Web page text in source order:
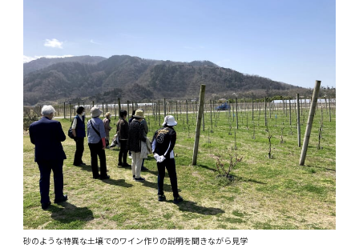
砂のような特異な土壌でのワイン作りの説明を聞きながら見学